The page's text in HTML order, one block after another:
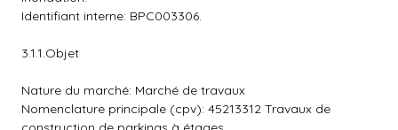
Identifiant interne: BPC003306.
3.1.1.Objet
Nature du marché: Marché de travaux
Nomenclature principale (cpv): 45213312 Travaux de